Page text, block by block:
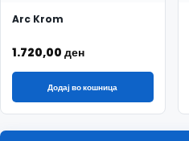
Arc Krom
1.720,00 ден
Додај во кошница